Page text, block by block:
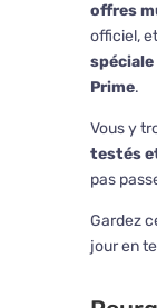
offres
officiel,
spéciale
Prime.
Vous y
testés
pas
Gardez
jour en